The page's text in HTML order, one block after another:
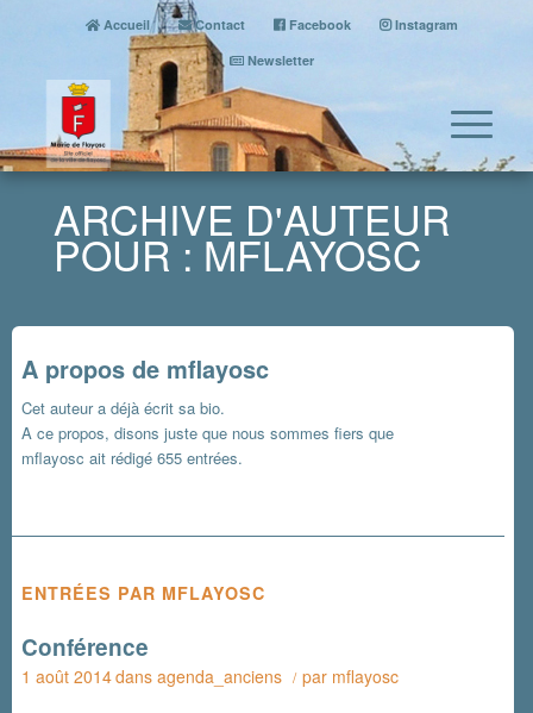
Accueil Contact Facebook
Instagram
Newsletter
ARCHIVE D'AUTEUR
POUR : MFLAYOSC
A propos de mflayosc
Cet auteur a déjà écrit sa bio.
A ce propos, disons juste que nous sommes fiers que
mflayosc ait rédigé 655 entrées.
ENTRÉES PAR MFLAYOSC
Conférence
1 août 2014dansagenda_anciens / par mflayosc